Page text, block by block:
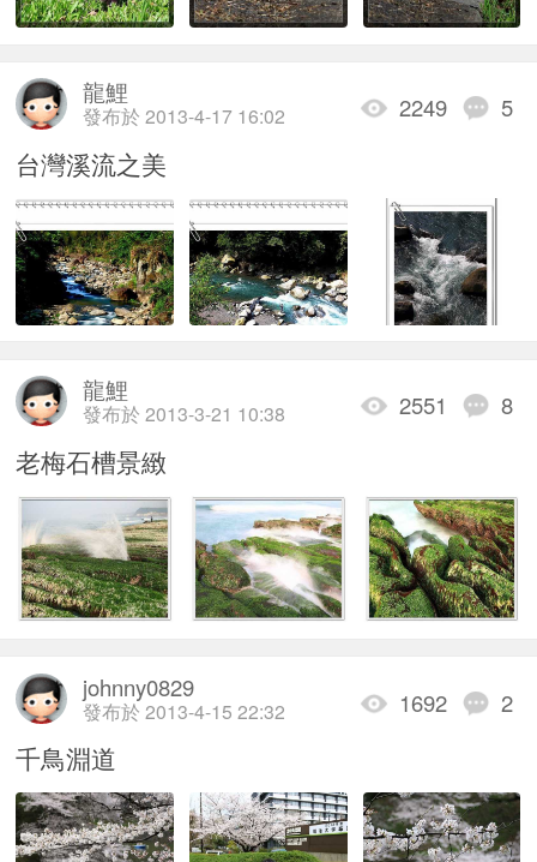
2249 5
龍鯉
發布於 2013-4-17 16:02
台灣溪流之美
2551 8
龍鯉
發布於 2013-3-21 10:38
老梅石槽景緻
1692 2
johnny0829
發布於 2013-4-15 22:32
千鳥淵道